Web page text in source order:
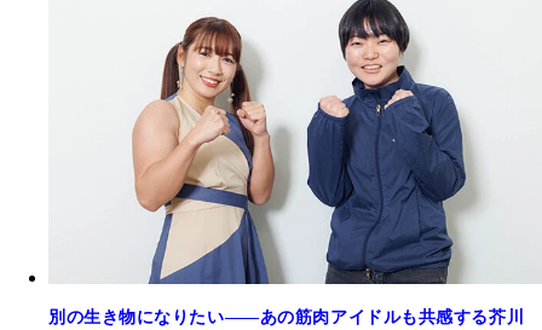
別の生き物になりたい――あの筋肉アイドルも共感する芥川